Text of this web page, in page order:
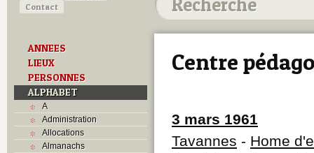
Contact
ANNEES
LIEUX
PERSONNES
ALPHABET
A
Administration
Allocations
Almanachs
Centre
3 mars 1961
Tavannes - Home